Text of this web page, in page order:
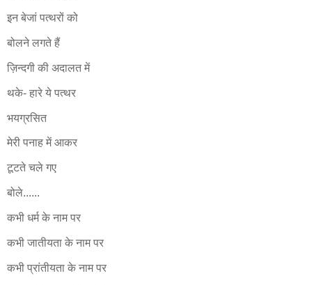
इन बेजां पत्थरों को
बोलने लगते हैं
ज़िन्दगी की अदालत में
थके- हारे ये पत्थर
भयग्रसित
मेरी पनाह में आकर
टूटते चले गए
बोले......
कभी धर्म के नाम पर
कभी जातीयता के नाम पर
कभी प्रांतीयता के नाम पर